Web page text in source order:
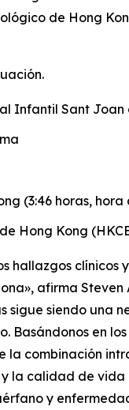
de Hong
Infantil Sant
(3:46 horas, hora
Hong Kong
hallazgos
afirma Steven
sigue siendo una
Basándonos en los
la combinación
calidad de vida
y